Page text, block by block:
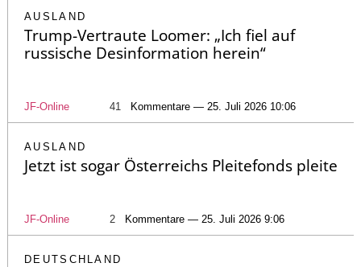
AUSLAND
Trump-Vertraute Loomer: „Ich fiel auf
russische Desinformation herein“
JF-Online 41 Kommentare — 25. Juli 2026 10:06
AUSLAND
Jetzt ist sogar Österreichs Pleitefonds pleite
JF-Online 2 Kommentare — 25. Juli 2026 9:06
DEUTSCHLAND